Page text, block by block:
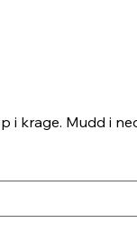
i krage. Mudd i